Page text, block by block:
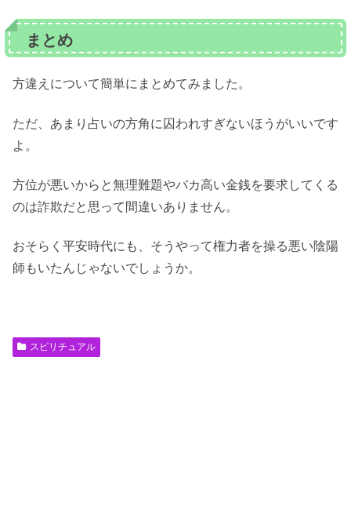
まとめ
方違えについて簡単にまとめてみました。
ただ、あまり占いの方角に囚われすぎないほうがいいです
よ。
方位が悪いからと無理難題やバカ高い金銭を要求してくる
のは詐欺だと思って間違いありません。
おそらく平安時代にも、そうやって権力者を操る悪い陰陽
師もいたんじゃないでしょうか。
スピリチュアル